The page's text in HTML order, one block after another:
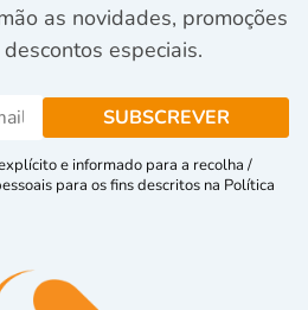
as novidades, promoções
especiais.
e informado para a recolha /
para os fins descritos na Política